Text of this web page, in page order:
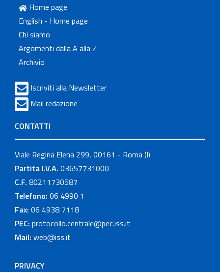
Home page
English - Home page
Chi siamo
Argomenti dalla A alla Z
Archivio
Iscriviti alla Newsletter
Mail redazione
CONTATTI
Viale Regina Elena 299, 00161 - Roma (I)
Partita I.V.A. 03657731000
C.F. 80211730587
Telefono: 06 4990 1
Fax: 06 4938 7118
PEC: protocollo.centrale@pec.iss.it
Mail: web@iss.it
PRIVACY